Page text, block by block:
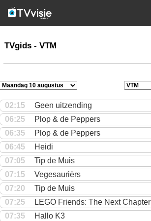
TVgids
TVgids - VTM
02:15
Geen uitzending
06:25
Plop & de Peppers
06:35
Plop & de Peppers
06:45
Heidi
07:05
Tip de Muis
07:15
Vegesauriërs
07:20
Tip de Muis
07:25
LEGO Friends: The Next Chapter
07:35
Hallo K3